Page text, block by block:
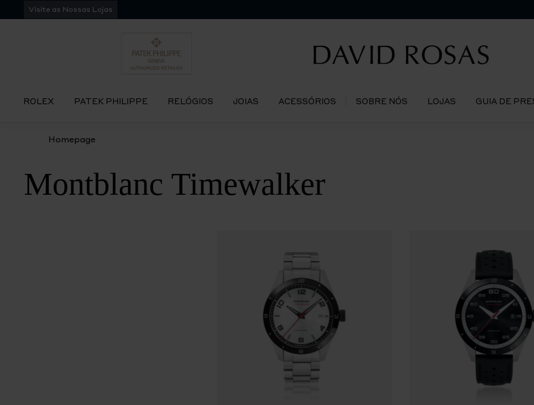
para
Visite as Nossas Lojas
ROLEX PATEK PHILIPPE RELÓGIOS JOIAS ACESSÓRIOS SOBRE NÓS LOJAS GUIA DE
Homepage
Montblanc Timewalker